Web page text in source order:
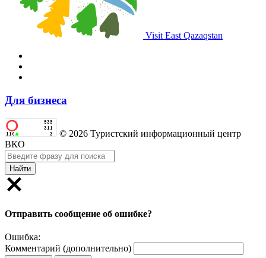
Visit East Qazaqstan
Для бизнеса
© 2026 Туристский информационный центр
ВКО
Найти
Отправить сообщение об ошибке?
Ошибка:
Комментарий (дополнительно)